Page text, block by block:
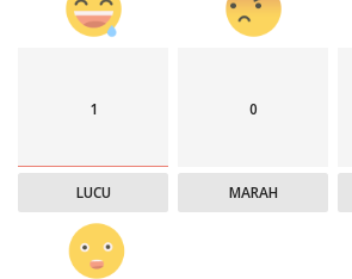
1
LUCU
0
MARAH